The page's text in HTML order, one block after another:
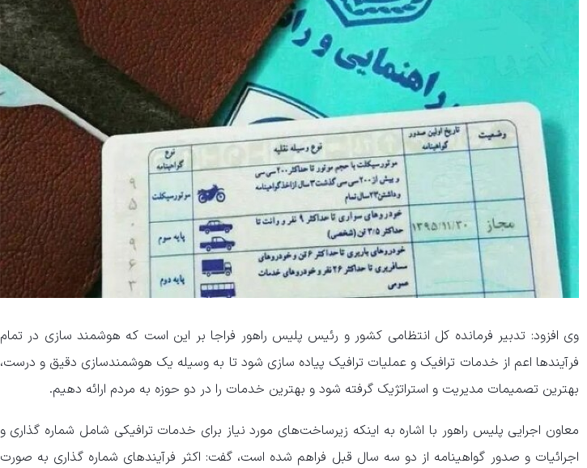
وی افزود: تدبیر فرمانده کل انتظامی کشور و رئیس پلیس راهور فراجا بر این است که هوشمند سازی در تمام
فرآیندها اعم از خدمات ترافیک و عملیات ترافیک پیاده سازی شود تا به وسیله یک هوشمندسازی دقیق و درست،
بهترین تصمیمات مدیریت و استراتژیک گرفته شود و بهترین خدمات را در دو حوزه به مردم ارائه دهیم.
معاون اجرایی پلیس راهور با اشاره به اینکه زیرساخت‌های مورد نیاز برای خدمات ترافیکی شامل شماره گذاری و
اجرائیات و صدور گواهینامه از دو سه سال قبل فراهم شده است، گفت: اکثر فرآیندهای شماره گذاری به صورت